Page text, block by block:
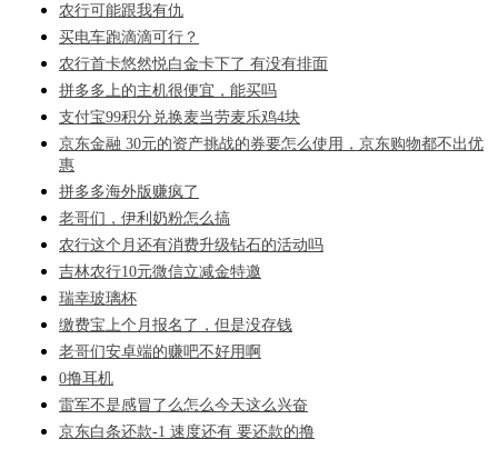
农行可能跟我有仇
买电车跑滴滴可行？
农行首卡悠然悦白金卡下了 有没有排面
拼多多上的主机很便宜，能买吗
支付宝99积分兑换麦当劳麦乐鸡4块
京东金融 30元的资产挑战的券要怎么使用，京东购物都不出优
惠
拼多多海外版赚疯了
老哥们，伊利奶粉怎么搞
农行这个月还有消费升级钻石的活动吗
吉林农行10元微信立减金特邀
瑞幸玻璃杯
缴费宝上个月报名了，但是没存钱
老哥们安卓端的赚吧不好用啊
0撸耳机
雷军不是感冒了么怎么今天这么兴奋
京东白条还款-1 速度还有 要还款的撸